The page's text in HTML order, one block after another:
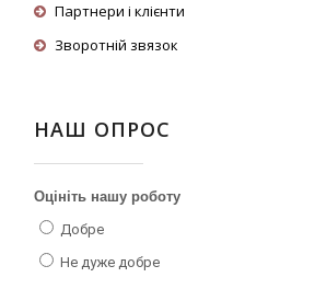
Партнери і клієнти
Зворотній звязок
НАШ ОПРОС
Оцініть нашу роботу
Добре
Не дуже добре